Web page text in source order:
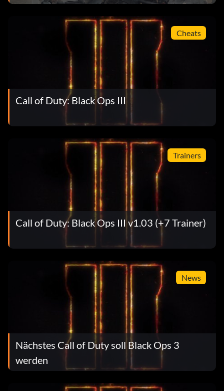
Cheats
Call of Duty: Black Ops III
Trainers
Call of Duty: Black Ops III v1.03 (+7 Trainer)
News
Nächstes Call of Duty soll Black Ops 3
werden